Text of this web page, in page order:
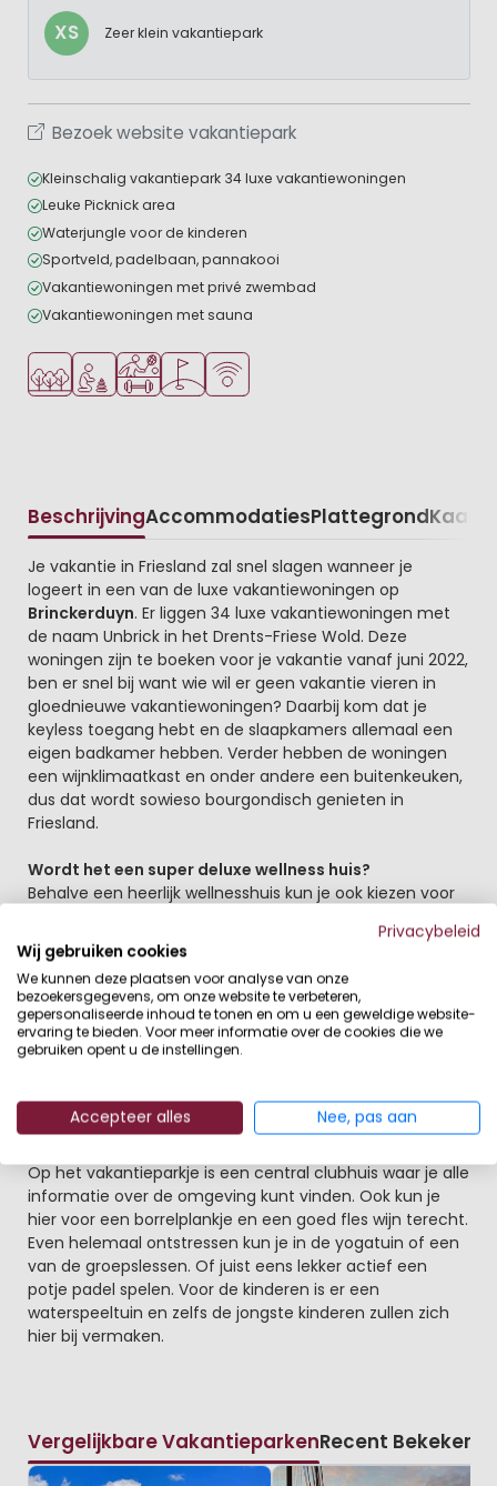
XS Zeer klein vakantiepark
Bezoek website vakantiepark
Kleinschalig vakantiepark 34 luxe vakantiewoningen
Leuke Picknick area
Waterjungle voor de kinderen
Sportveld, padelbaan, pannakooi
Vakantiewoningen met privé zwembad
Vakantiewoningen met sauna
Ligt in een bosrijke omgeving
Aanbevolen voor jonge kinderen
Veel mogelijkheden om te sporten
Golfbaan in de buurt
WiFi beschikbaar
BeschrijvingAccommodatiesPlattegrondKaart
Beschrijving
Je vakantie in Friesland zal snel slagen wanneer je
logeert in een van de luxe vakantiewoningen op
Brinckerduyn. Er liggen 34 luxe vakantiewoningen met
de naam Unbrick in het Drents-Friese Wold. Deze
woningen zijn te boeken voor je vakantie vanaf juni 2022,
ben er snel bij want wie wil er geen vakantie vieren in
gloednieuwe vakantiewoningen? Daarbij kom dat je
keyless toegang hebt en de slaapkamers allemaal een
eigen badkamer hebben. Verder hebben de woningen
een wijnklimaatkast en onder andere een buitenkeuken,
dus dat wordt sowieso bourgondisch genieten in
Friesland.
Wordt het een super deluxe wellness huis?
Behalve een heerlijk wellnesshuis kun je ook kiezen voor
zwembad. Vakantie vieren in Nederland was nog nooit zo
leuk. De regio waarin dit kleinschalige vakantiepark ligt is
zeer de moeite waard. De ligging aan de rand van het
Nationaal Park Drents-Friese-Wold betekent volop
ruimte en vrijheid. Fietsers, wandelaars en sportieve
mountainbikers kunnen hier hun hart ophalen. Behalve
Groningen meepakken.
Op het vakantieparkje is een central clubhuis waar je alle
informatie over de omgeving kunt vinden. Ook kun je
hier voor een borrelplankje en een goed fles wijn terecht.
Even helemaal ontstressen kun je in de yogatuin of een
van de groepslessen. Of juist eens lekker actief een
potje padel spelen. Voor de kinderen is er een
waterspeeltuin en zelfs de jongste kinderen zullen zich
hier bij vermaken.
Vergelijkbare VakantieparkenRecent Bekeken
Privacybeleid
Wij gebruiken cookies
We kunnen deze plaatsen voor analyse van onze
bezoekersgegevens, om onze website te verbeteren,
gepersonaliseerde inhoud te tonen en om u een geweldige website-
ervaring te bieden. Voor meer informatie over de cookies die we
gebruiken opent u de instellingen.
Accepteer alles Nee, pas aan